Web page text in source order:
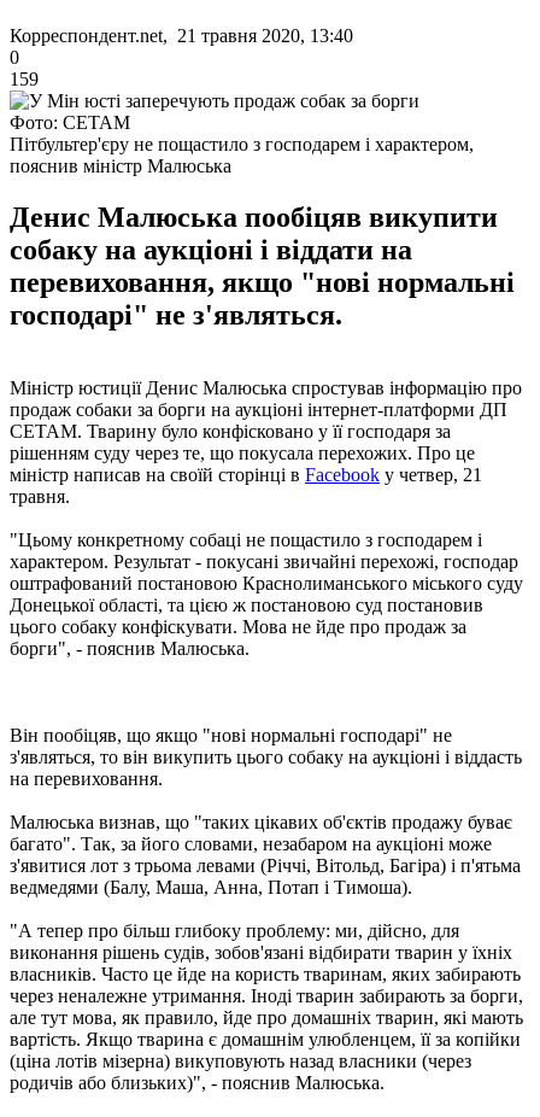
Корреспондент.net, 21 травня 2020, 13:40
0
159
Фото: СЕТАМ
Пітбультер'єру не пощастило з господарем і характером,
пояснив міністр Малюська
Денис Малюська пообіцяв викупити
собаку на аукціоні і віддати на
перевиховання, якщо "нові нормальні
господарі" не з'являться.
Міністр юстиції Денис Малюська спростував інформацію про
продаж собаки за борги на аукціоні інтернет-платформи ДП
СЕТАМ. Тварину було конфісковано у її господаря за
рішенням суду через те, що покусала перехожих. Про це
міністр написав на своїй сторінці в Facebook у четвер, 21
травня.
"Цьому конкретному собаці не пощастило з господарем і
характером. Результат - покусані звичайні перехожі, господар
оштрафований постановою Краснолиманського міського суду
Донецької області, та цією ж постановою суд постановив
цього собаку конфіскувати. Мова не йде про продаж за
борги", - пояснив Малюська.
Він пообіцяв, що якщо "нові нормальні господарі" не
з'являться, то він викупить цього собаку на аукціоні і віддасть
на перевиховання.
Малюська визнав, що "таких цікавих об'єктів продажу буває
багато". Так, за його словами, незабаром на аукціоні може
з'явитися лот з трьома левами (Річчі, Вітольд, Багіра) і п'ятьма
ведмедями (Балу, Маша, Анна, Потап і Тимоша).
"А тепер про більш глибоку проблему: ми, дійсно, для
виконання рішень судів, зобов'язані відбирати тварин у їхніх
власників. Часто це йде на користь тваринам, яких забирають
через неналежне утримання. Іноді тварин забирають за борги,
але тут мова, як правило, йде про домашніх тварин, які мають
вартість. Якщо тварина є домашнім улюбленцем, її за копійки
(ціна лотів мізерна) викуповують назад власники (через
родичів або близьких)", - пояснив Малюська.